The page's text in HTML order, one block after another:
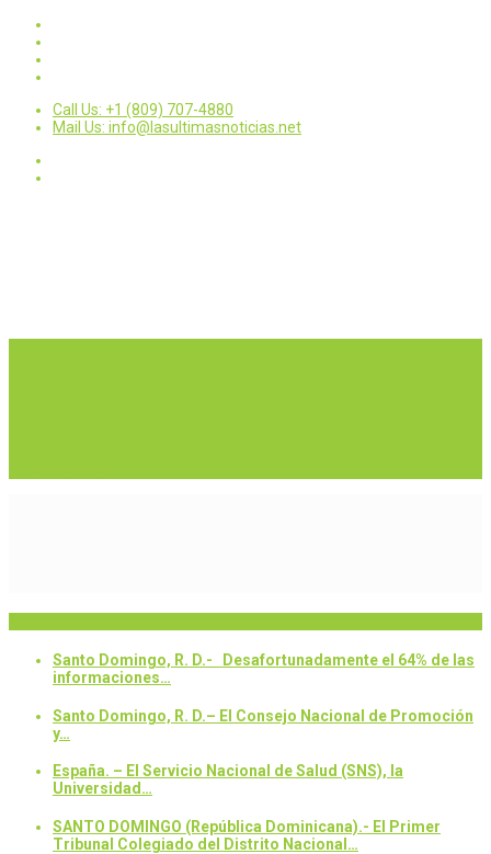
Call Us: +1 (809) 707-4880
Mail Us: info@lasultimasnoticias.net
Santo Domingo, R. D.- Desafortunadamente el 64% de las
informaciones…
Santo Domingo, R. D.– El Consejo Nacional de Promoción
y…
España. – El Servicio Nacional de Salud (SNS), la
Universidad…
SANTO DOMINGO (República Dominicana).- El Primer
Tribunal Colegiado del Distrito Nacional…